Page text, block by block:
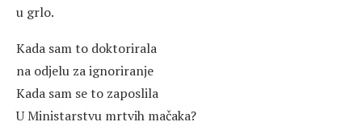
u grlo.
Kada sam to doktorirala
na odjelu za ignoriranje
Kada sam se to zaposlila
U Ministarstvu mrtvih mačaka?